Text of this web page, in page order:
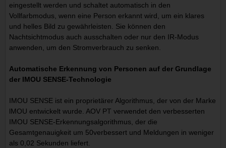
eingestellt werden und schaltet automatisch in den
Vollfarbmodus, wenn eine Person erkannt wird, um ein klares
und helles Bild zu gewährleisten. Sie können den
Nachtsichtmodus auch ausschalten oder nur den IR-Modus
anwenden, um den Stromverbrauch zu senken.
Automatische Erkennung von Personen auf der Grundlage
der IMOU SENSE-Technologie
IMOU SENSE ist ein proprietärer Algorithmus, der von der Marke
lMOU entwickelt wurde. AOV PT verwendet den verbesserten
IMOU SENSE-Erkennungsalgorithmus, der die
Gesamtgenauigkeit um 50verbessert und Meldungen in weniger
als 0,02 Sekunden liefert.